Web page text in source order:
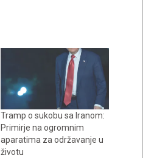
Tramp o sukobu sa Iranom:
Primirje na ogromnim
aparatima za održavanje u
životu